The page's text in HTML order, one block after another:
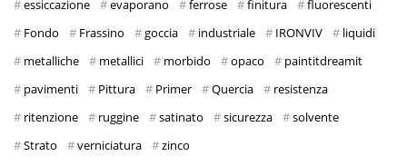
essiccazione
evaporano ferrose finitura
fluorescenti
Fondo
Frassino goccia industriale IRONVIV
liquidi
metalliche
metallici morbido opaco
paintitdreamit
pavimenti
Pittura Primer Quercia
resistenza
ritenzione
ruggine satinato sicurezza
solvente
Strato
verniciatura zinco